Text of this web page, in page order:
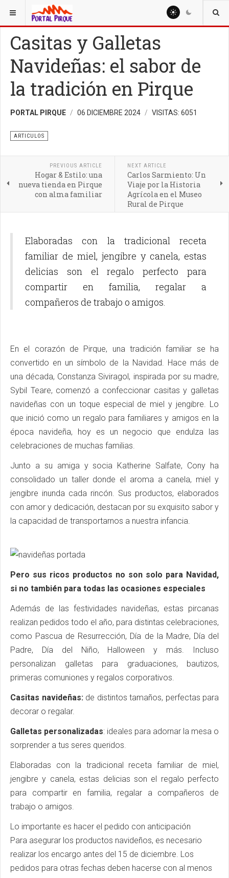
ESTÁ AQUÍ: ARTICULOS
Casitas y Galletas
Navideñas: el sabor de
la tradición en Pirque
PORTAL PIRQUE 06 DICIEMBRE 2024 VISITAS: 6051
ARTICULOS
PREVIOUS ARTICLE
Hogar & Estilo: una
nueva tienda en Pirque
con alma familiar
NEXT ARTICLE
Carlos Sarmiento: Un
Viaje por la Historia
Agrícola en el Museo
Rural de Pirque
Elaboradas con la tradicional receta
familiar de miel, jengibre y canela, estas
delicias son el regalo perfecto para
compartir en familia, regalar a
compañeros de trabajo o amigos.
En el corazón de Pirque, una tradición familiar se ha
convertido en un símbolo de la Navidad. Hace más de
una década, Constanza Siviragol, inspirada por su madre,
Sybil Teare, comenzó a confeccionar casitas y galletas
navideñas con un toque especial de miel y jengibre. Lo
que inició como un regalo para familiares y amigos en la
época navideña, hoy es un negocio que endulza las
celebraciones de muchas familias.
Junto a su amiga y socia Katherine Salfate, Cony ha
consolidado un taller donde el aroma a canela, miel y
jengibre inunda cada rincón. Sus productos, elaborados
con amor y dedicación, destacan por su exquisito sabor y
la capacidad de transportarnos a nuestra infancia.
Pero sus ricos productos no son solo para Navidad,
si no también para todas las ocasiones especiales
Además de las festividades navideñas, estas pircanas
realizan pedidos todo el año, para distintas celebraciones,
como Pascua de Resurrección, Día de la Madre, Día del
Padre, Día del Niño, Halloween y más. Incluso
personalizan galletas para graduaciones, bautizos,
primeras comuniones y regalos corporativos.
Casitas navideñas:de distintos tamaños, perfectas para
decorar o regalar.
Galletas personalizadas: ideales para adornar la mesa o
sorprender a tus seres queridos.
Elaboradas con la tradicional receta familiar de miel,
jengibre y canela, estas delicias son el regalo perfecto
para compartir en familia, regalar a compañeros de
trabajo o amigos.
Lo importante es hacer el pedido con anticipación
Para asegurar los productos navideños, es necesario
realizar los encargo antes del 15 de diciembre. Los
pedidos para otras fechas deben hacerse con al menos